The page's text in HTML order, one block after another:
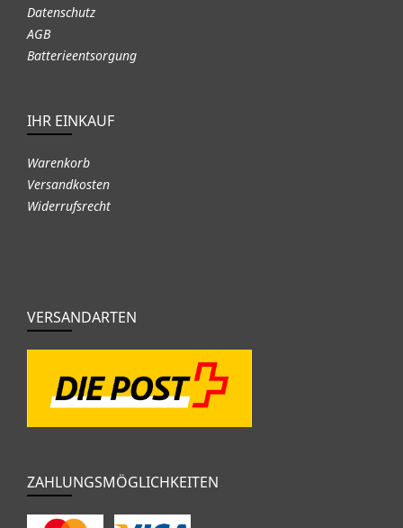
Datenschutz
AGB
Batterieentsorgung
IHR EINKAUF
Warenkorb
Versandkosten
Widerrufsrecht
VERSANDARTEN
ZAHLUNGSMÖGLICHKEITEN